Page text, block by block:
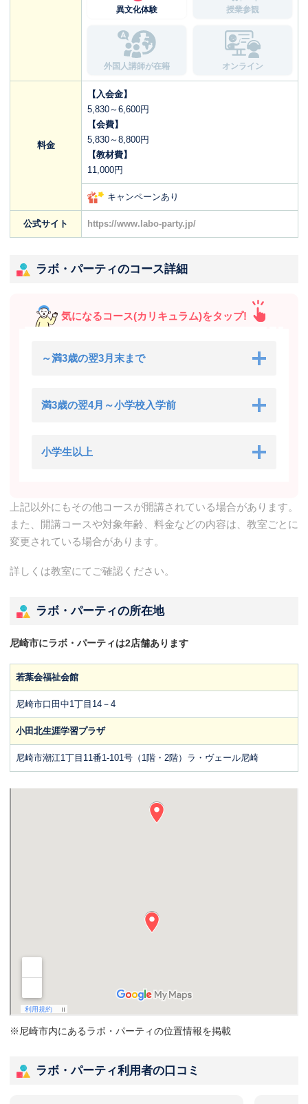
異文化体験 授業参観
外国人講師が在籍 オンライン
料金
【入会金】
5,830～6,600円
【会費】
5,830～8,800円
【教材費】
11,000円
キャンペーンあり
公式サイト https://www.labo-party.jp/
ラボ・パーティのコース詳細
気になるコース(カリキュラム)をタップ!
～満3歳の翌3月末まで
満3歳の翌4月～小学校入学前
小学生以上
上記以外にもその他コースが開講されている場合があります。
また、開講コースや対象年齢、料金などの内容は、教室ごとに
変更されている場合があります。
詳しくは教室にてご確認ください。
ラボ・パーティの所在地
尼崎市にラボ・パーティは2店舗あります
若葉会福祉会館
尼崎市口田中1丁目14－4
小田北生涯学習プラザ
尼崎市潮江1丁目11番1-101号（1階・2階）ラ・ヴェール尼崎
※尼崎市内にあるラボ・パーティの位置情報を掲載
ラボ・パーティ利用者の口コミ